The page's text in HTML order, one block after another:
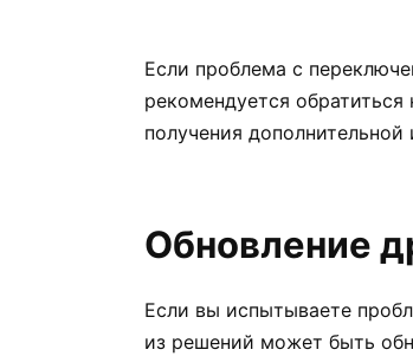
Если проблема с
рекомендуется
получения
Обновление
Если вы испытываете
из решений может быть